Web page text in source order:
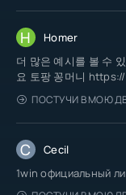
H Homer
더 많은 예시를 볼 수
요 토팡 꽁머니
ПОСТУЧИ В МОЮ
C Cecil
1win официальный